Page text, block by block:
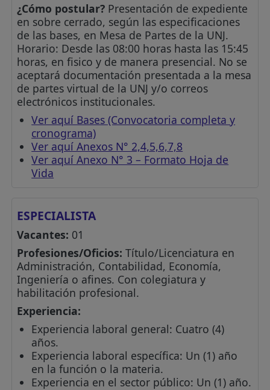
¿Cómo postular? Presentación de expediente
en sobre cerrado, según las especificaciones
de las bases, en Mesa de Partes de la UNJ.
Horario: Desde las 08:00 horas hasta las 15:45
horas, en fisico y de manera presencial. No se
aceptará documentación presentada a la mesa
de partes virtual de la UNJ y/o correos
electrónicos institucionales.
Ver aquí Bases (Convocatoria completa y
cronograma)
Ver aquí Anexos N° 2,4,5,6,7,8
Ver aquí Anexo N° 3 – Formato Hoja de
Vida
ESPECIALISTA
Vacantes: 01
Profesiones/Oficios: Título/Licenciatura en
Administración, Contabilidad, Economía,
Ingeniería o afines. Con colegiatura y
habilitación profesional.
Experiencia:
Experiencia laboral general: Cuatro (4)
años.
Experiencia laboral específica: Un (1) año
en la función o la materia.
Experiencia en el sector público: Un (1) año.